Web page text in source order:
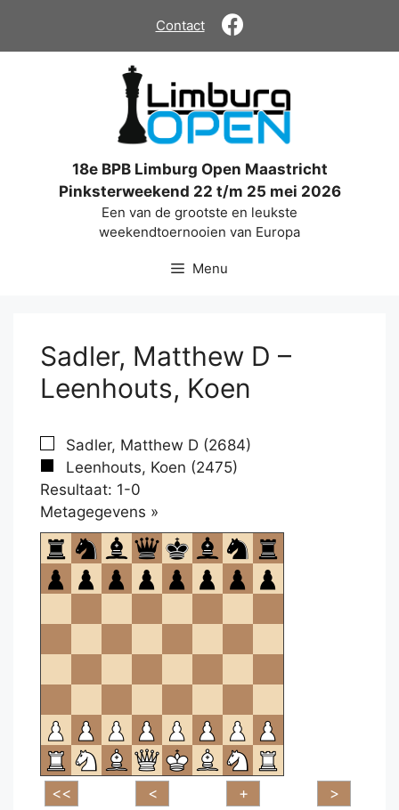
de
Contact
18e BPB Limburg Open Maastricht
Pinksterweekend 22 t/m 25 mei 2026
Een van de grootste en leukste
weekendtoernooien van Europa
Menu
Sadler, Matthew D –
Leenhouts, Koen
Sadler, Matthew D (2684)
Leenhouts, Koen (2475)
Resultaat: 1-0
Metagegevens »
om
te
openen.